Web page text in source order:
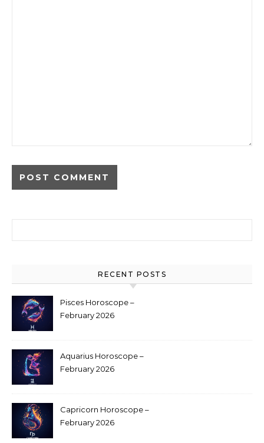
RECENT POSTS
Pisces Horoscope –
February 2026
Aquarius Horoscope –
February 2026
Capricorn Horoscope –
February 2026